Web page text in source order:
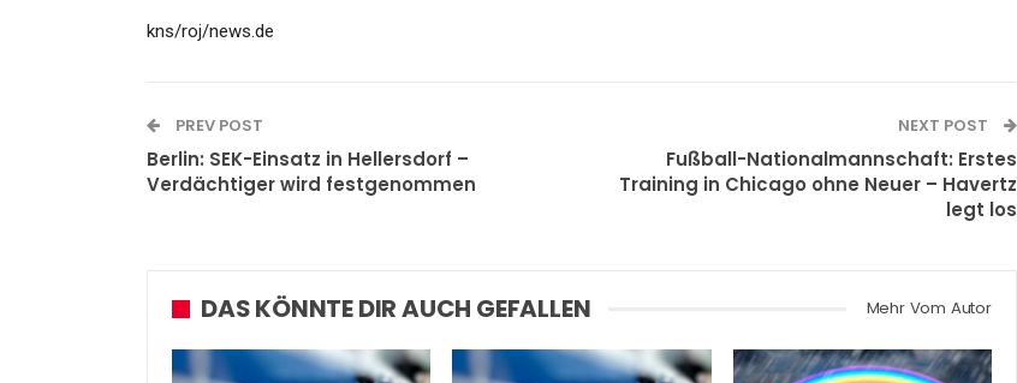
kns/roj/news.de
PREV POST
Berlin: SEK-Einsatz in Hellersdorf –
Verdächtiger wird festgenommen
NEXT POST
Fußball-Nationalmannschaft: Erstes
Training in Chicago ohne Neuer – Havertz
legt los
DAS KÖNNTE DIR AUCH GEFALLEN Mehr Vom Autor
Unfall: Chemikalie In Firma
Ausgetreten – BRK: 30…
Neue Musikschule Spandau :
Admin
Schock-Vorfall In Zwickau:
Admin